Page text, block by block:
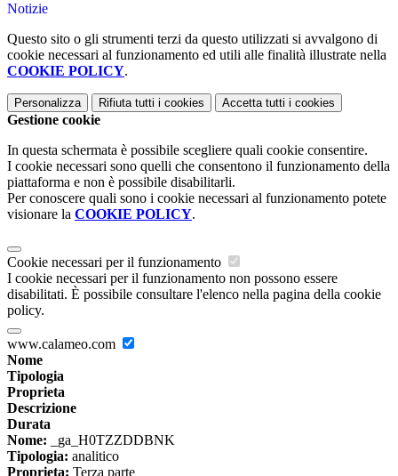
Notizie
Questo sito o gli strumenti terzi da questo utilizzati si avvalgono di
cookie necessari al funzionamento ed utili alle finalità illustrate nella
COOKIE POLICY.
Personalizza Rifiuta tutti i cookies Accetta tutti i cookies
Gestione cookie
In questa schermata è possibile scegliere quali cookie consentire.
I cookie necessari sono quelli che consentono il funzionamento della
piattaforma e non è possibile disabilitarli.
Per conoscere quali sono i cookie necessari al funzionamento potete
visionare la COOKIE POLICY.
Cookie necessari per il funzionamento
I cookie necessari per il funzionamento non possono essere
disabilitati. È possibile consultare l'elenco nella pagina della cookie
policy.
www.calameo.com
Nome
Tipologia
Proprieta
Descrizione
Durata
Nome: _ga_H0TZZDDBNK
Tipologia: analitico
Proprieta: Terza parte